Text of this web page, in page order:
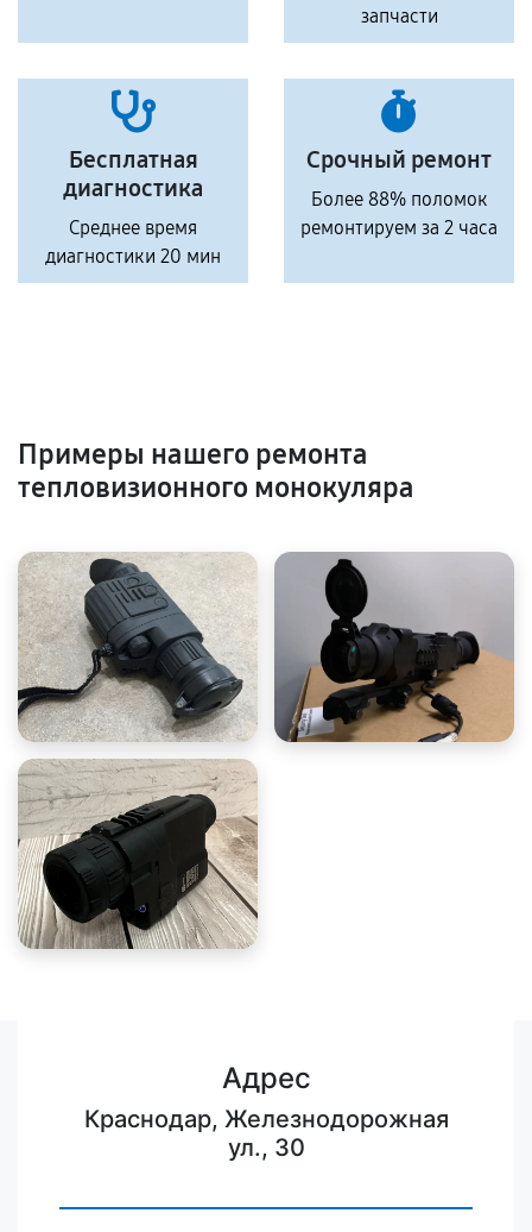
запчасти
Бесплатная
диагностика
Среднее время
диагностики 20 мин
Срочный ремонт
Более 88% поломок
ремонтируем за 2 часа
Примеры нашего ремонта
тепловизионного монокуляра
Адрес
Краснодар, Железнодорожная
ул., 30